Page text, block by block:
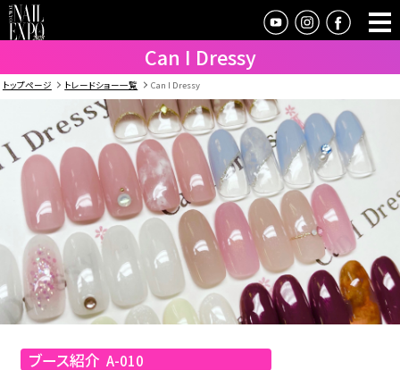
Can I Dressy
トップページ トレードショー一覧 Can I Dressy
ブース紹介 A-010